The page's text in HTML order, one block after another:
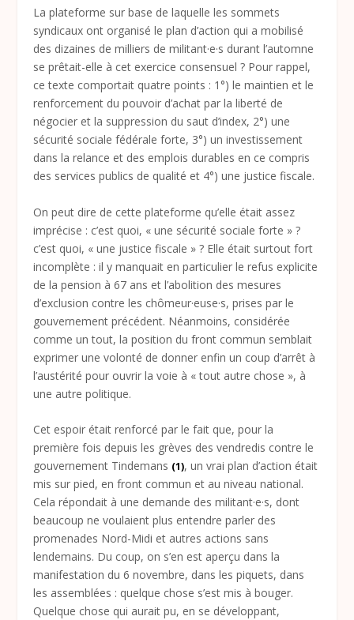
La plateforme sur base de laquelle les sommets
syndicaux ont organisé le plan d’action qui a mobilisé
des dizaines de milliers de militant·e·s durant l’automne
se prêtait-elle à cet exercice consensuel ? Pour rappel,
ce texte comportait quatre points : 1°) le maintien et le
renforcement du pouvoir d’achat par la liberté de
négocier et la suppression du saut d’index, 2°) une
sécurité sociale fédérale forte, 3°) un investissement
dans la relance et des emplois durables en ce compris
des services publics de qualité et 4°) une justice fiscale.
On peut dire de cette plateforme qu’elle était assez
imprécise : c’est quoi, « une sécurité sociale forte » ?
c’est quoi, « une justice fiscale » ? Elle était surtout fort
incomplète : il y manquait en particulier le refus explicite
de la pension à 67 ans et l’abolition des mesures
d’exclusion contre les chômeur·euse·s, prises par le
gouvernement précédent. Néanmoins, considérée
comme un tout, la position du front commun semblait
exprimer une volonté de donner enfin un coup d’arrêt à
l’austérité pour ouvrir la voie à « tout autre chose », à
une autre politique.
Cet espoir était renforcé par le fait que, pour la
première fois depuis les grèves des vendredis contre le
gouvernement Tindemans (1), un vrai plan d’action était
mis sur pied, en front commun et au niveau national.
Cela répondait à une demande des militant·e·s, dont
beaucoup ne voulaient plus entendre parler des
promenades Nord-Midi et autres actions sans
lendemains. Du coup, on s’en est aperçu dans la
manifestation du 6 novembre, dans les piquets, dans
les assemblées : quelque chose s’est mis à bouger.
Quelque chose qui aurait pu, en se développant,